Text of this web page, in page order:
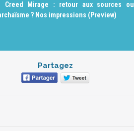
Creed Mirage : retour aux sources ou
? Nos impressions (Preview)
Partagez